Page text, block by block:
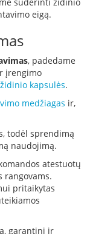
eigą.
, padedame
įrengimo
židinio kapsulės.
medžiagas ir,
todėl sprendimą
naudojimą.
atestuotų
rangovams.
pritaikytas
garantinį ir